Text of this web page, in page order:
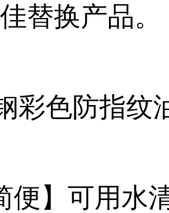
替换产品。
彩色防指纹
便】可用水